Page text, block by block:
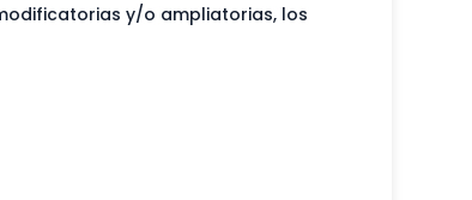
modificatorias y/o ampliatorias, los